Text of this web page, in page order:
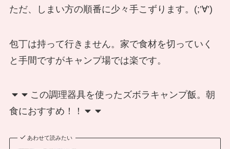
ただ、しまい方の順番に少々手こずります。(;’∀’)
包丁は持って行きません。家で食材を切っていく
と手間ですがキャンプ場では楽です。
この調理器具を使ったズボラキャンプ飯。朝
食におすすめ！！
あわせて読みたい